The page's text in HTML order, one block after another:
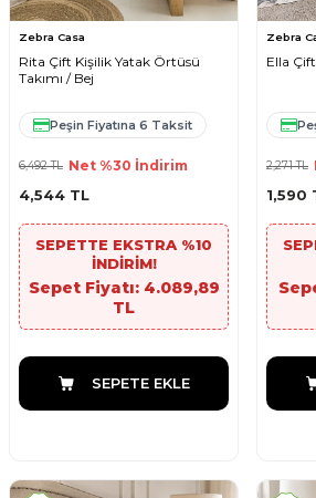
Zebra Casa
Rita Çift Kişilik Yatak Örtüsü
Takımı / Bej
Peşin Fiyatına 6 Taksit
6,492TL Net %30 İndirim
4,544 TL
SEPETTE EKSTRA %10
İNDİRİM!
Sepet Fiyatı: 4.089,89
TL
SEPETE EKLE
Zebra
Ella
2,271TL
1,590